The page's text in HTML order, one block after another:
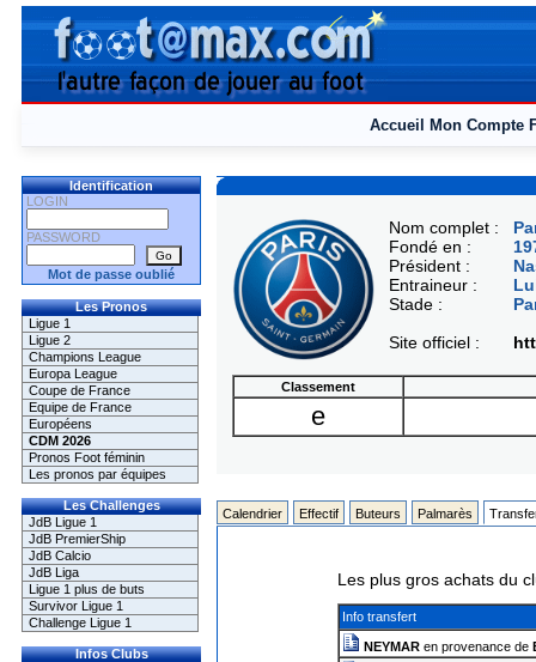
Accueil Mon Compte
Identification
LOGIN
PASSWORD
Mot de passe oublié
Les Pronos
Ligue 1
Ligue 2
Champions League
Europa League
Coupe de France
Equipe de France
Européens
CDM 2026
Pronos Foot féminin
Les pronos par équipes
Les Challenges
JdB Ligue 1
JdB PremierShip
JdB Calcio
JdB Liga
Ligue 1 plus de buts
Survivor Ligue 1
Challenge Ligue 1
Infos Clubs
Nom complet :
Fondé en :
Président :
Entraineur :
Stade :
Site officiel :
Classement
e
Calendrier Effectif Buteurs Palmarès
Les plus gros achats du
Info transfert
NEYMARen provenance de